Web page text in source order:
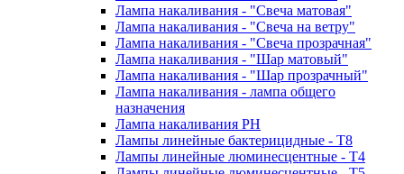
Лампа накаливания - "Свеча матовая"
Лампа накаливания - "Свеча на ветру"
Лампа накаливания - "Свеча прозрачная"
Лампа накаливания - "Шар матовый"
Лампа накаливания - "Шар прозрачный"
Лампа накаливания - лампа общего
назначения
Лампа накаливания РН
Лампы линейные бактерицидные - Т8
Лампы линейные люминесцентные - Т4